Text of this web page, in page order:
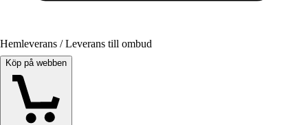
Hemleverans / Leverans till ombud
Köp på webben